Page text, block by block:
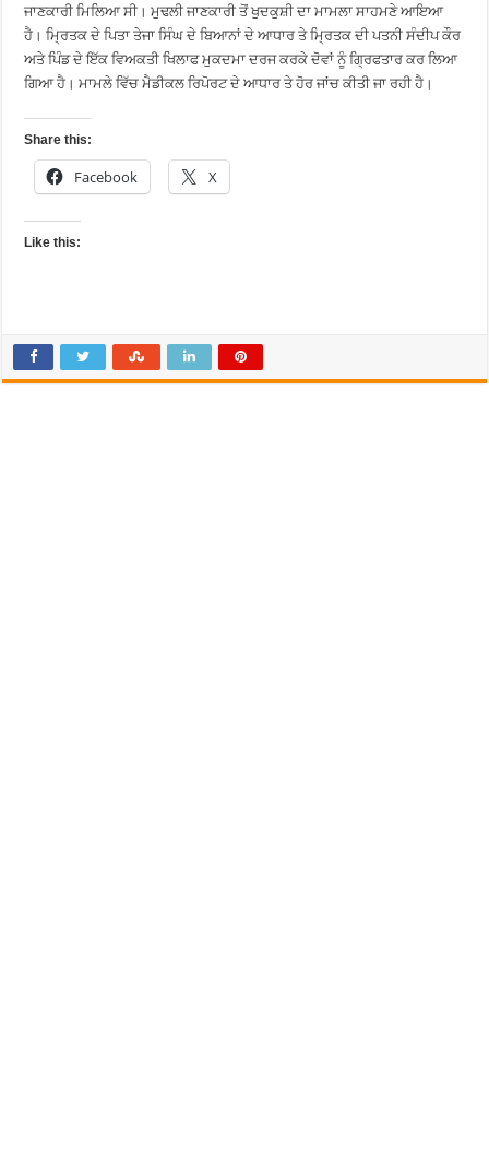
ਜਾਣਕਾਰੀ ਮਿਲਿਆ ਸੀ। ਮੁਢਲੀ ਜਾਣਕਾਰੀ ਤੋਂ ਖੁਦਕੁਸ਼ੀ ਦਾ ਮਾਮਲਾ ਸਾਹਮਣੇ ਆਇਆ
ਹੈ। ਮ੍ਰਿਤਕ ਦੇ ਪਿਤਾ ਤੇਜਾ ਸਿੰਘ ਦੇ ਬਿਆਨਾਂ ਦੇ ਆਧਾਰ ਤੇ ਮ੍ਰਿਤਕ ਦੀ ਪਤਨੀ ਸੰਦੀਪ ਕੌਰ
ਅਤੇ ਪਿੰਡ ਦੇ ਇੱਕ ਵਿਅਕਤੀ ਖਿਲਾਫ ਮੁਕਦਮਾ ਦਰਜ ਕਰਕੇ ਦੋਵਾਂ ਨੂੰ ਗ੍ਰਿਫਤਾਰ ਕਰ ਲਿਆ
ਗਿਆ ਹੈ। ਮਾਮਲੇ ਵਿੱਚ ਮੈਡੀਕਲ ਰਿਪੋਰਟ ਦੇ ਆਧਾਰ ਤੇ ਹੋਰ ਜਾਂਚ ਕੀਤੀ ਜਾ ਰਹੀ ਹੈ।
Share this:
Facebook X
Like this: